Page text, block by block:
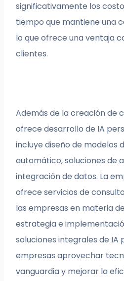
significativamente los
tiempo que mantiene una
lo que ofrece una ventaja
clientes.
Además de la creación de
ofrece desarrollo de IA
incluye diseño de modelos
automático, soluciones de
integración de datos. La
ofrece servicios de
las empresas en materia
estrategia e
soluciones integrales de IA
empresas aprovechar
vanguardia y mejorar la